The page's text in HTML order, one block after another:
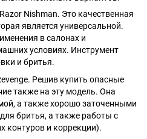
Nishman. Это качественная
является универсальной.
в салонах и
условиях. Инструмент
и бритья.
Решив купить опасные
также на эту модель. Она
а также хорошо заточенными
бритья, а также работы с
контуров и коррекции).